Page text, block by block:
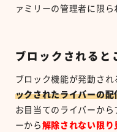
ァミリーの管理者に限ら
ブロックされると
ブロック機能が発動され
ックされたライバーの
お目当てのライバーか
ーから 解除されない限り